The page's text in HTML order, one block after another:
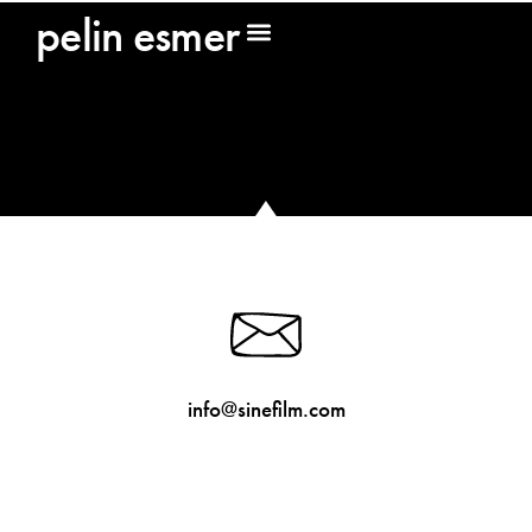
peli̇n esmer
İletişim
info@sinefilm.com